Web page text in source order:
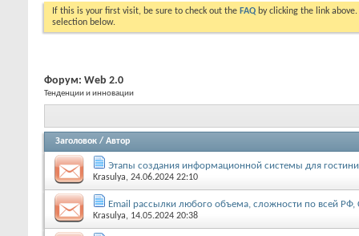
If this is your first visit, be sure to check out the FAQ by clicking the link
selection below.
Форум: Web 2.0
Тенденции и инновации
Заголовок / Автор
Этапы создания информационной системы для
Krasulya, 24.06.2024 22:10
Email рассылки любого объема, сложности по всей РФ,
Krasulya, 14.05.2024 20:38